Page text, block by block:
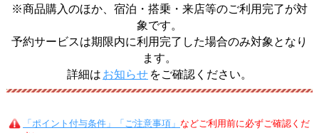
※商品購入のほか、宿泊・搭乗・来店等のご利用完了が対
象です。
予約サービスは期限内に利用完了した場合のみ対象となり
ます。
詳細は お知らせ をご確認ください。
「ポイント付与条件」「ご注意事項」 などご利用前に必ずご確認くだ